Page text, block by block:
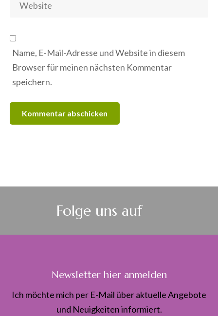
Name, E-Mail-Adresse und Website in diesem
Browser für meinen nächsten Kommentar
speichern.
Folge uns auf
Newsletter hier anmelden
Ich möchte mich per E-Mail über aktuelle Angebote
und Neuigkeiten informiert.